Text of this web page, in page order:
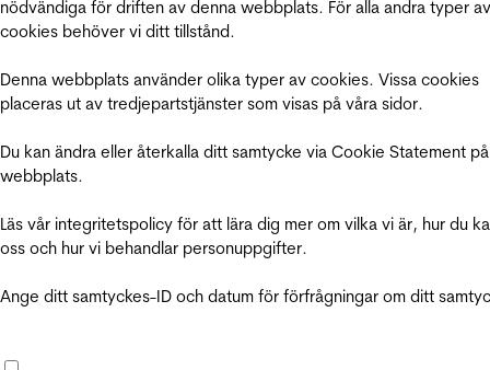
nödvändiga för driften av denna webbplats. För alla andra typer av
cookies behöver vi ditt tillstånd.
Denna webbplats använder olika typer av cookies. Vissa cookies
placeras ut av tredjepartstjänster som visas på våra sidor.
Du kan ändra eller återkalla ditt samtycke via Cookie Statement
webbplats.
Läs vår integritetspolicy för att lära dig mer om vilka vi är, hur du
oss och hur vi behandlar personuppgifter.
Ange ditt samtyckes-ID och datum för förfrågningar om ditt